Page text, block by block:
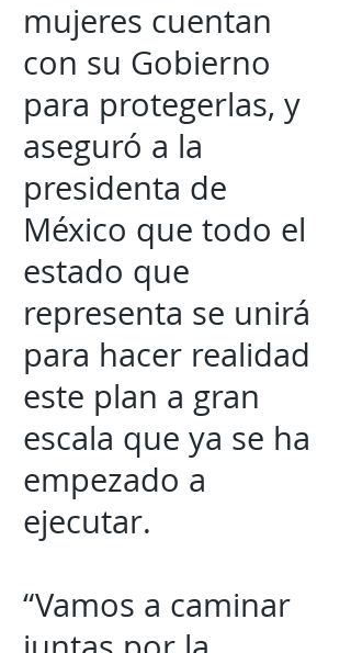
mujeres cuentan
con su Gobierno
para protegerlas, y
aseguró a la
presidenta de
México que todo el
estado que
representa se unirá
para hacer realidad
este plan a gran
escala que ya se ha
empezado a
ejecutar.
“Vamos a caminar